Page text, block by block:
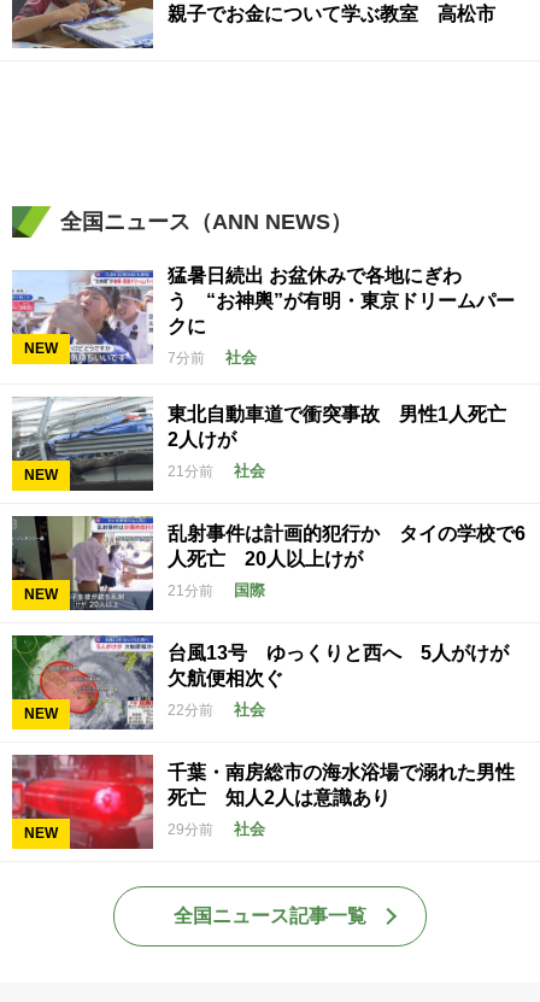
親子でお金について学ぶ教室 高松市
全国ニュース（ANN NEWS）
NEW
猛暑日続出 お盆休みで各地にぎわ
う “お神輿”が有明・東京ドリームパー
クに
7分前 社会
NEW
東北自動車道で衝突事故 男性1人死亡
2人けが
21分前 社会
NEW
乱射事件は計画的犯行か タイの学校で6
人死亡 20人以上けが
21分前 国際
NEW
台風13号 ゆっくりと西へ 5人がけが
欠航便相次ぐ
22分前 社会
NEW
千葉・南房総市の海水浴場で溺れた男性
死亡 知人2人は意識あり
29分前 社会
全国ニュース記事一覧